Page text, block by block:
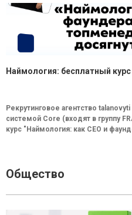
Наймология: бесплатный
Рекрутинговое агентство
системой Core (входят в группу
курс "Наймология: как СEO и
Общество